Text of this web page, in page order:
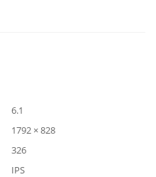
6.1
1792 × 828
326
IPS